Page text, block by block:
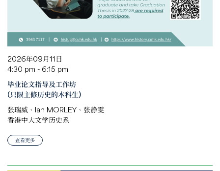
2026年09月11日
4:30 pm - 6:15 pm
毕业论文指导及工作坊
(只限主修历史的本科生)
张瑞威、Ian MORLEY、张静雯
香港中大文学历史系
查看更多